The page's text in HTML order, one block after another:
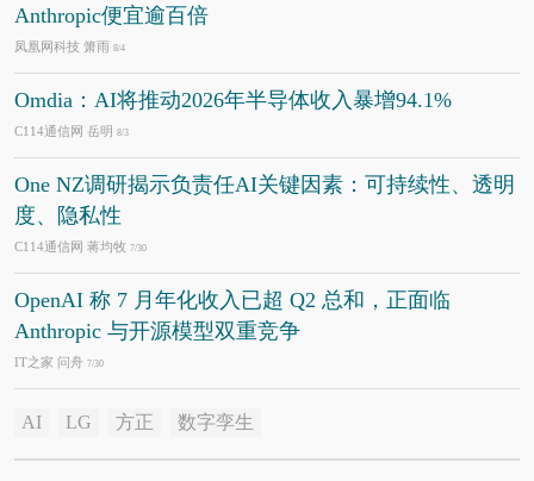
Anthropic便宜逾百倍
凤凰网科技 箫雨 8/4
Omdia：AI将推动2026年半导体收入暴增94.1%
C114通信网 岳明 8/3
One NZ调研揭示负责任AI关键因素：可持续性、透明
度、隐私性
C114通信网 蒋均牧 7/30
OpenAI 称 7 月年化收入已超 Q2 总和，正面临
Anthropic 与开源模型双重竞争
IT之家 问舟 7/30
AI LG 方正 数字孪生